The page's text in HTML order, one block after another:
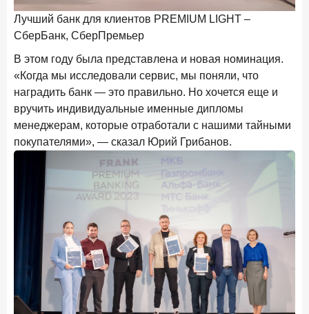
Лучший банк для клиентов PREMIUM LIGHT –
СберБанк, СберПремьер
В этом году была представлена и новая номинация.
«Когда мы исследовали сервис, мы поняли, что
наградить банк — это правильно. Но хочется еще и
вручить индивидуальные именные дипломы
менеджерам, которые отработали с нашими тайными
покупателями», — сказал Юрий Грибанов.